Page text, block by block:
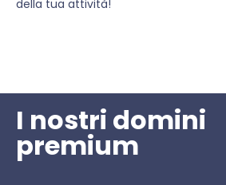
della tua attività!
I nostri domini
premium